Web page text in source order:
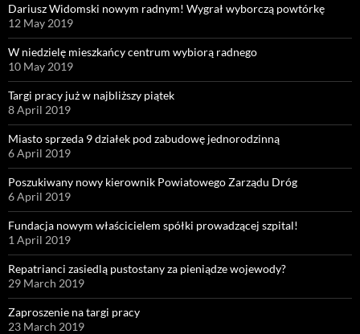
Dariusz Widomski nowym radnym! Wygrał wyborczą powtórkę
12 May 2019
W niedzielę mieszkańcy centrum wybiorą radnego
10 May 2019
Targi pracy już w najbliższy piątek
8 April 2019
Miasto sprzeda 9 działek pod zabudowę jednorodzinną
6 April 2019
Poszukiwany nowy kierownik Powiatowego Zarządu Dróg
6 April 2019
Fundacja nowym właścicielem spółki prowadzącej szpital!
1 April 2019
Repatrianci zasiedlą pustostany za pieniądze wojewody?
29 March 2019
Zaproszenie na targi pracy
23 March 2019